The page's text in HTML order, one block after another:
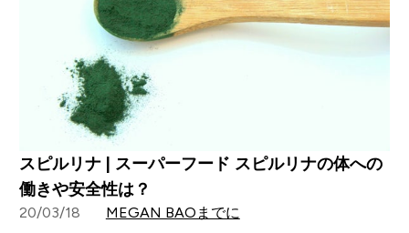
スピルリナ | スーパーフード スピルリナの体への
働きや安全性は？
20/03/18 MEGAN BAOまでに